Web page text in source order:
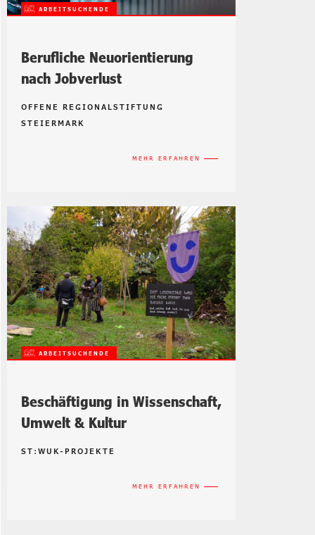
ARBEITSUCHENDE
Berufliche Neuorientierung
nach Jobverlust
OFFENE REGIONALSTIFTUNG
STEIERMARK
MEHR ERFAHREN
ARBEITSUCHENDE
Beschäftigung in Wissenschaft,
Umwelt & Kultur
ST:WUK-PROJEKTE
MEHR ERFAHREN